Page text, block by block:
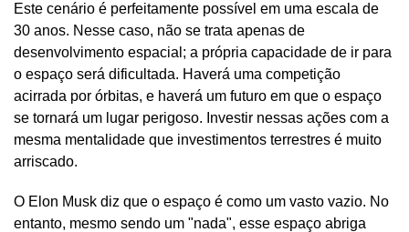
Este cenário é perfeitamente possível em uma escala de
30 anos. Nesse caso, não se trata apenas de
desenvolvimento espacial; a própria capacidade de ir para
o espaço será dificultada. Haverá uma competição
acirrada por órbitas, e haverá um futuro em que o espaço
se tornará um lugar perigoso. Investir nessas ações com a
mesma mentalidade que investimentos terrestres é muito
arriscado.
O Elon Musk diz que o espaço é como um vasto vazio. No
entanto, mesmo sendo um "nada", esse espaço abriga